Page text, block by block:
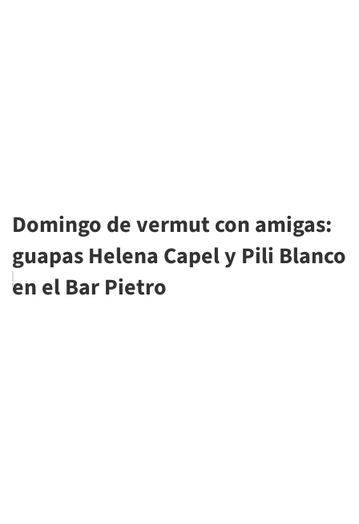
Domingo de vermut con amigas:
guapas Helena Capel y Pili Blanco
en el Bar Pietro